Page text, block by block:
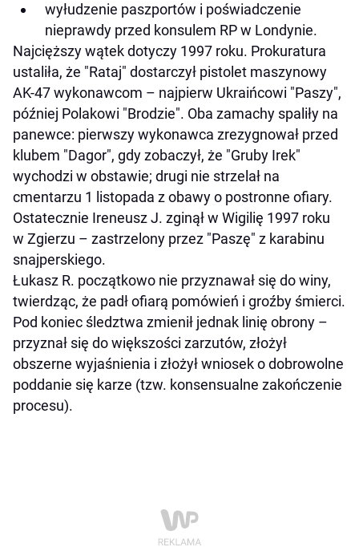
wyłudzenie paszportów i poświadczenie
nieprawdy przed konsulem RP w Londynie.
Najcięższy wątek dotyczy 1997 roku. Prokuratura
ustaliła, że "Rataj" dostarczył pistolet maszynowy
AK-47 wykonawcom – najpierw Ukraińcowi "Paszy",
później Polakowi "Brodzie". Oba zamachy spaliły na
panewce: pierwszy wykonawca zrezygnował przed
klubem "Dagor", gdy zobaczył, że "Gruby Irek"
wychodzi w obstawie; drugi nie strzelał na
cmentarzu 1 listopada z obawy o postronne ofiary.
Ostatecznie Ireneusz J. zginął w Wigilię 1997 roku
w Zgierzu – zastrzelony przez "Paszę" z karabinu
snajperskiego.
Łukasz R. początkowo nie przyznawał się do winy,
twierdząc, że padł ofiarą pomówień i groźby śmierci.
Pod koniec śledztwa zmienił jednak linię obrony –
przyznał się do większości zarzutów, złożył
obszerne wyjaśnienia i złożył wniosek o dobrowolne
poddanie się karze (tzw. konsensualne zakończenie
procesu).